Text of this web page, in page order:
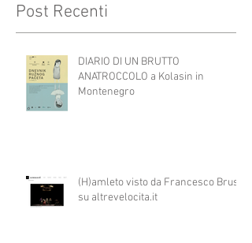
Post Recenti
DIARIO DI UN BRUTTO
ANATROCCOLO a Kolasin in
Montenegro
(H)amleto visto da Francesco Brusa
su altrevelocita.it